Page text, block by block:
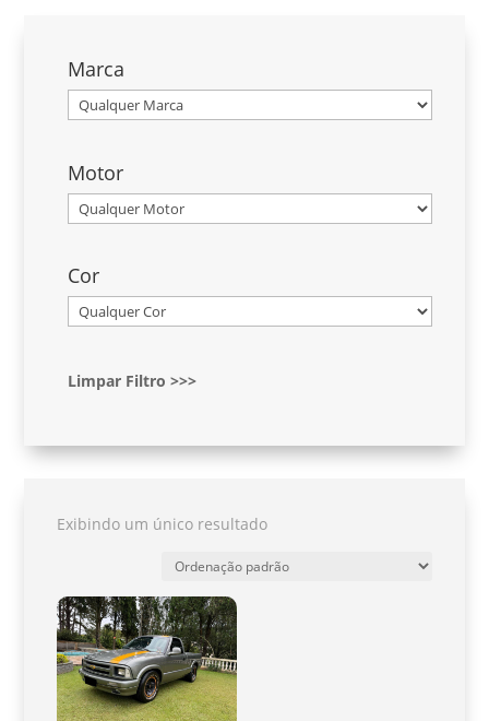
Marca
Motor
Cor
Limpar Filtro >>>
Exibindo um único resultado